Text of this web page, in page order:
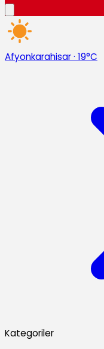
Afyonkarahisar· 19°C
Kategoriler